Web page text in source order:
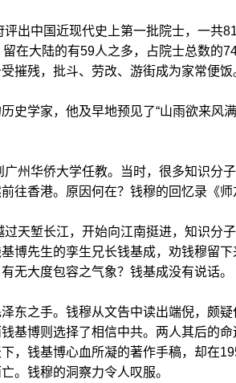
出中国近现代史上第一批院士，一共
在大陆的有59人之多，占院士总数的
摧残，批斗、劳改、游街成为家常便饭
史学家，他及早地预见了“山雨欲来风
广州华侨大学任教。当时，很多知识分
往香港。原因何在？钱穆的回忆录《师
过天堑长江，开始向江南挺进，知识分
博先生的孪生兄长钱基成，劝钱穆留
无大度包容之气象？钱基成没有说话。
东之手。钱穆从文告中读出端倪，颇
基博则选择了相信中共。两人其后的
，钱基博心血所凝的著作手稿，却在
。钱穆的洞察力令人叹服。